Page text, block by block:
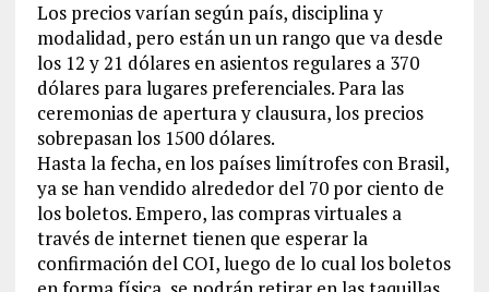
Los precios varían según país, disciplina y
modalidad, pero están un un rango que va desde
los 12 y 21 dólares en asientos regulares a 370
dólares para lugares preferenciales. Para las
ceremonias de apertura y clausura, los precios
sobrepasan los 1500 dólares.
Hasta la fecha, en los países limítrofes con Brasil,
ya se han vendido alrededor del 70 por ciento de
los boletos. Empero, las compras virtuales a
través de internet tienen que esperar la
confirmación del COI, luego de lo cual los boletos